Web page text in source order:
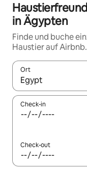
in Ägypten
Finde und buche
Haustier auf Airbnb.
Ort
Wenn Ergebnisse
Check-in
Check-out